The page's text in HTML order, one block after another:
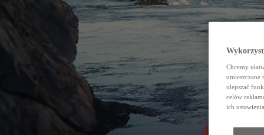
Chcemy
ulepszać
celów
ich